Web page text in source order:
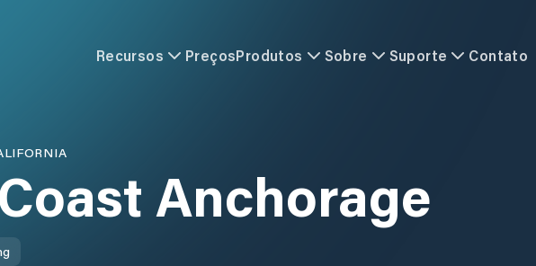
Recursos PreçosProdutos Sobre Suporte Contato
Anchorage